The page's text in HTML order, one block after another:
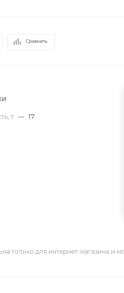
Сравнить
т — 17
только для интернет-магазина и